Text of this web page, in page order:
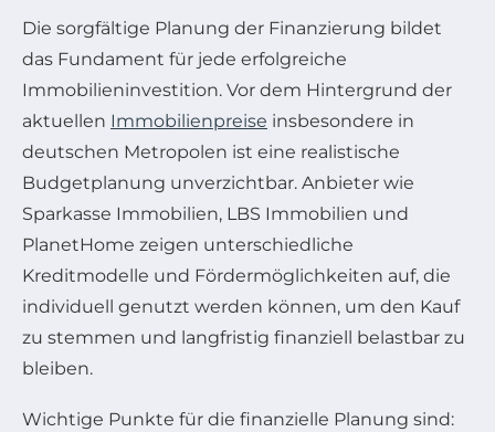
Die sorgfältige Planung der Finanzierung bildet
das Fundament für jede erfolgreiche
Immobilieninvestition. Vor dem Hintergrund der
aktuellen Immobilienpreise insbesondere in
deutschen Metropolen ist eine realistische
Budgetplanung unverzichtbar. Anbieter wie
Sparkasse Immobilien, LBS Immobilien und
PlanetHome zeigen unterschiedliche
Kreditmodelle und Fördermöglichkeiten auf, die
individuell genutzt werden können, um den Kauf
zu stemmen und langfristig finanziell belastbar zu
bleiben.
Wichtige Punkte für die finanzielle Planung sind: